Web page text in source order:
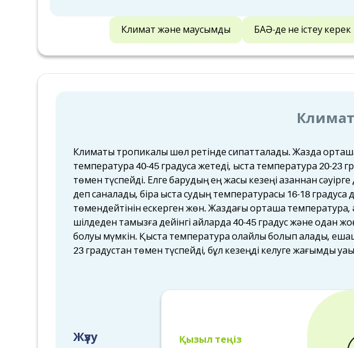
Климат және маусымдық БАӘ-де не істеу керек
Климаты тропикалық шөл ретінде сипатталады. Жазда
температура 40-45 градусқа жетеді, қыста температура 20-23
төмен түспейді. Елге барудың ең жақсы кезеңі қазаннан сәуірге
деп саналады, бірақ қыста судың температурасы 16-18 градусқа
төмендейтінін ескерген жөн. Жаздағы орташа температура,
шілдеден тамызға дейінгі айларда 40-45 градус және одан
болуы мүмкін. Қыста температура қолайлы болып қалады,
23 градустан төмен түспейді, бұл кезеңді келуге жағымды
Жүзу
Қызыл теңіз